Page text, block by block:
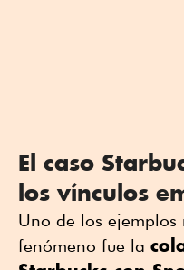
El caso
los vínculos
Uno de los ejemplos
fenómeno fue la